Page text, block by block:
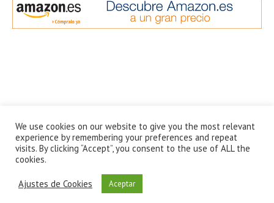
Olor Andaluz 2021
We use cookies on our website to give you the most relevant
experience by remembering your preferences and repeat
visits. By clicking “Accept”, you consent to the use of ALL the
cookies.
Ajustes de Cookies Aceptar